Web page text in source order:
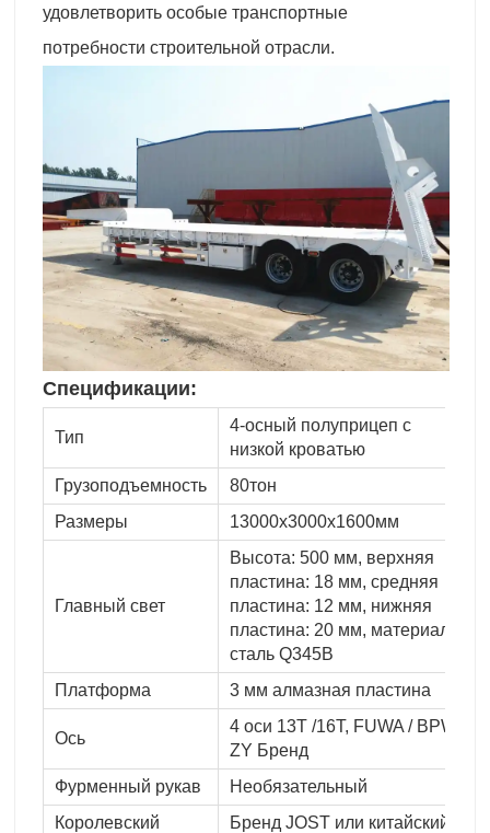
удовлетворить особые транспортные
потребности строительной отрасли.
Спецификации:
Тип
4-осный полуприцеп с
низкой кроватью
Грузоподъемность
80тон
Размеры
13000x3000x1600мм
Главный свет
Высота: 500 мм, верхняя
пластина: 18 мм, средняя
пластина: 12 мм, нижняя
пластина: 20 мм, материал:
сталь Q345B
Платформа
3 мм алмазная пластина
Ось
4 оси 13T /16T, FUWA / BPW /
ZY Бренд
Фурменный рукав
Необязательный
Королевский
Бренд JOST или китайский